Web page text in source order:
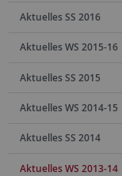
Aktuelles SS 2016
Aktuelles WS 2015-16
Aktuelles SS 2015
Aktuelles WS 2014-15
Aktuelles SS 2014
Aktuelles WS 2013-14